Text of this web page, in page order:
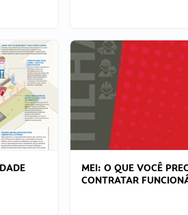
MEI: O QUE VOCÊ
CONTRATAR